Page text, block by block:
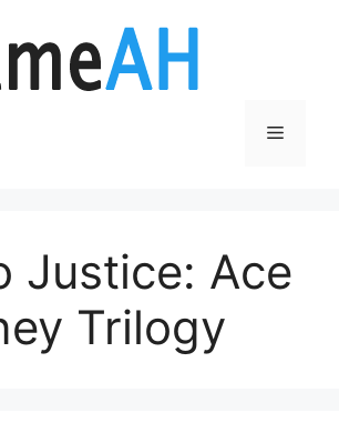
Menu
Justice: Ace
Trilogy